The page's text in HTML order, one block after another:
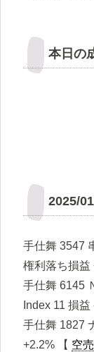
本日の
2025/
手仕舞 3547
権利落ち損益
手仕舞 6145
Index 11 損益
手仕舞 1827
+2.2% 【 空